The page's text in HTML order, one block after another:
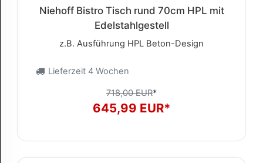
Niehoff Bistro Tisch rund 70cm HPL mit
Edelstahlgestell
z.B. Ausführung HPL Beton-Design
Lieferzeit 4 Wochen
718,00 EUR*
645,99 EUR*